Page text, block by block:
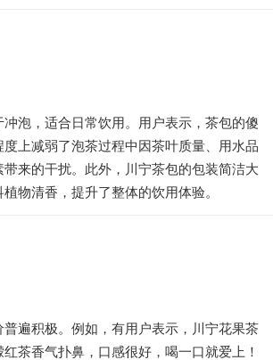
冲泡，适合日常饮用。用户表示，茶包的傻
度上减弱了泡茶过程中因茶叶质量、用水品
带来的干扰。此外，川宁茶包的包装简洁大
物清香，提升了整体的饮用体验。
普遍积极。例如，有用户表示，川宁花果茶
茶香气扑鼻，口感很好，喝一口就爱上！